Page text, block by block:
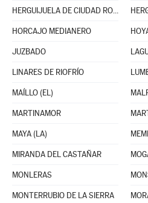
HERGUIJUELA DE CIUDAD RODRIGO
HORCAJO MEDIANERO
JUZBADO
LINARES DE RIOFRÍO
MAÍLLO (EL)
MARTINAMOR
MAYA (LA)
MIRANDA DEL CASTAÑAR
MONLERAS
MONTERRUBIO DE LA SIERRA